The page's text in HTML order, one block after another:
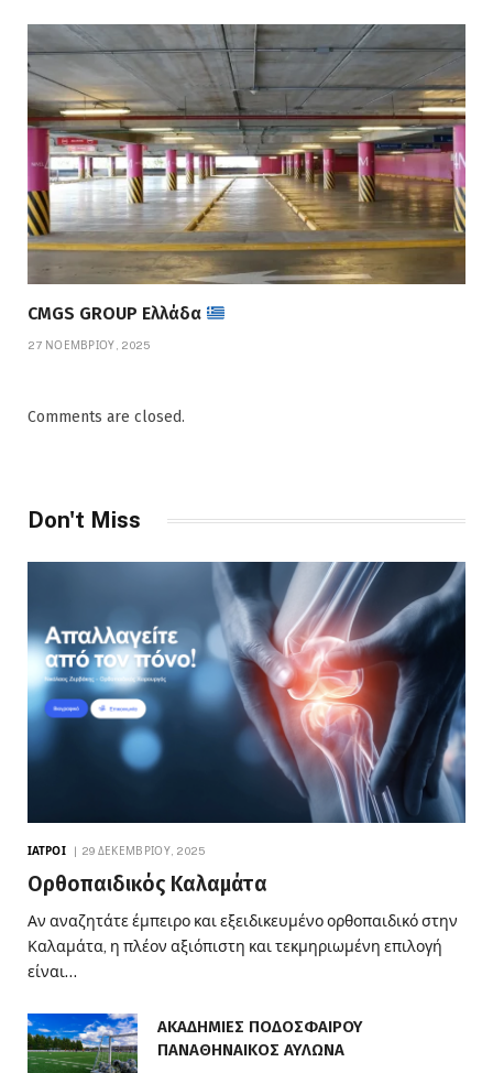
CMGS GROUP Ελλάδα
27 ΝΟΕΜΒΡΊΟΥ, 2025
Comments are closed.
Don't Miss
ΙΑΤΡΟΊ 29 ΔΕΚΕΜΒΡΊΟΥ, 2025
Ορθοπαιδικός Καλαμάτα
Αν αναζητάτε έμπειρο και εξειδικευμένο ορθοπαιδικό στην
Καλαμάτα, η πλέον αξιόπιστη και τεκμηριωμένη επιλογή
είναι…
ΑΚΑΔΗΜΙΕΣ ΠΟΔΟΣΦΑΙΡΟΥ
ΠΑΝΑΘΗΝΑΙΚΟΣ ΑΥΛΩΝΑ